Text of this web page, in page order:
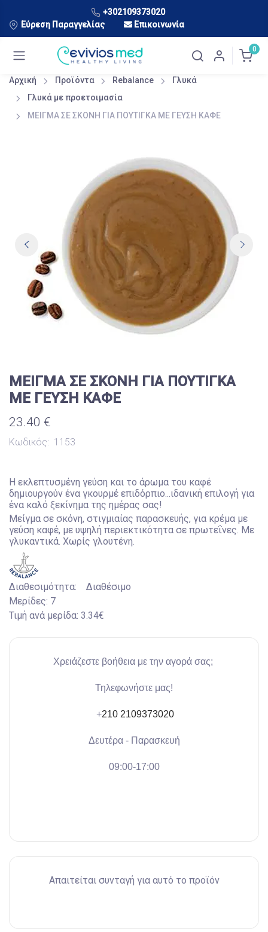
+302109373020
Εύρεση Παραγγελίας
Επικοινωνία
0
Αρχική Προϊόντα Rebalance
Γλυκά
Γλυκά με προετοιμασία
ΜΕΙΓΜΑ ΣΕ ΣΚΟΝΗ ΓΙΑ ΠΟΥΤΙΓΚΑ ΜΕ ΓΕΥΣΗ ΚΑΦΕ
ΜΕΙΓΜΑ ΣΕ ΣΚΟΝΗ ΓΙΑ ΠΟΥΤΙΓΚΑ
ΜΕ ΓΕΥΣΗ ΚΑΦΕ
23.40 €
Κωδικός: 1153
Η εκλεπτυσμένη γεύση και το άρωμα του καφέ
δημιουργούν ένα γκουρμέ επιδόρπιο...ιδανική επιλογή για
ένα καλό ξεκίνημα της ημέρας σας!
Μείγμα σε σκόνη, στιγμιαίας παρασκευής, για κρέμα με
γεύση καφέ, με υψηλή περιεκτικότητα σε πρωτεΐνες. Με
γλυκαντικά. Χωρίς γλουτένη.
Διαθεσιμότητα:
Διαθέσιμο
Μερίδες: 7
Τιμή ανά μερίδα: 3.34€
Χρειάζεστε βοήθεια με την αγορά σας;
Τηλεφωνήστε μας!
+210 2109373020
Δευτέρα - Παρασκευή
09:00-17:00
Απαιτείται συνταγή για αυτό το προϊόν